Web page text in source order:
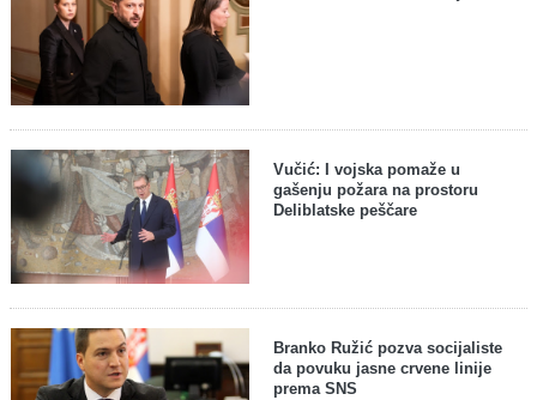
Vučić: I vojska pomaže u
gašenju požara na prostoru
Deliblatske peščare
Branko Ružić pozva socijaliste
da povuku jasne crvene linije
prema SNS